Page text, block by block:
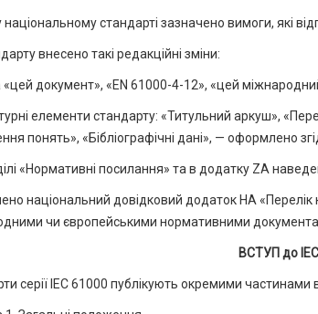
стандарті зазначено вимоги, які
внесено такі редакційні зміни:
документ», «EN 61000-4-12», «цей
елементи стандарту: «Титульний аркуш»,
понять», «Бібліографічні дані», — оформлено
«Нормативні посилання» та в додатку ZA
національний довідковий додаток НА «Перелік
чи європейськими нормативними
ВСТУП до
серії ІЕС 61000 публікують окремими частинами